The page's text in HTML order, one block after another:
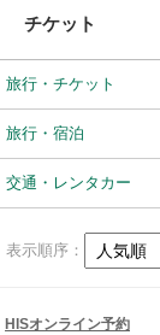
チケット
旅行・チケット
旅行・宿泊
交通・レンタカー
表示順序：
HISオンライン予約